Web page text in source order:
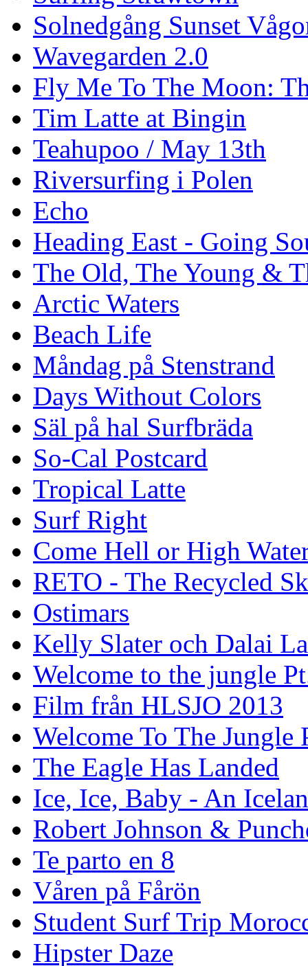
Solnedgång Sunset
Wavegarden 2.0
Fly Me To The Moon:
Tim Latte at Bingin
Teahupoo / May 13th
Riversurfing i Polen
Echo
Heading East - Going
The Old, The Young &
Arctic Waters
Beach Life
Måndag på Stenstrand
Days Without Colors
Säl på hal Surfbräda
So-Cal Postcard
Tropical Latte
Surf Right
Come Hell or High
RETO - The Recycled
Ostimars
Kelly Slater och Dalai
Welcome to the jungle
Film från HLSJO 2013
Welcome To The Jungle
The Eagle Has Landed
Ice, Ice, Baby - An
Robert Johnson &
Te parto en 8
Våren på Fårön
Student Surf Trip
Hipster Daze